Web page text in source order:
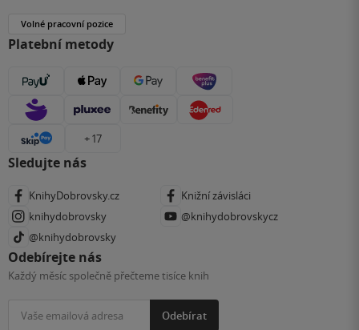
Volné pracovní pozice
Platební metody
+ 17
Sledujte nás
KnihyDobrovsky.cz
Knižní závisláci
knihydobrovsky
@knihydobrovskycz
@knihydobrovsky
Odebírejte nás
Každý měsíc společně přečteme tisíce knih
Odebírat